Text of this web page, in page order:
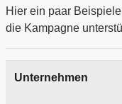
Hier ein paar
die Kampagne
Unternehmen